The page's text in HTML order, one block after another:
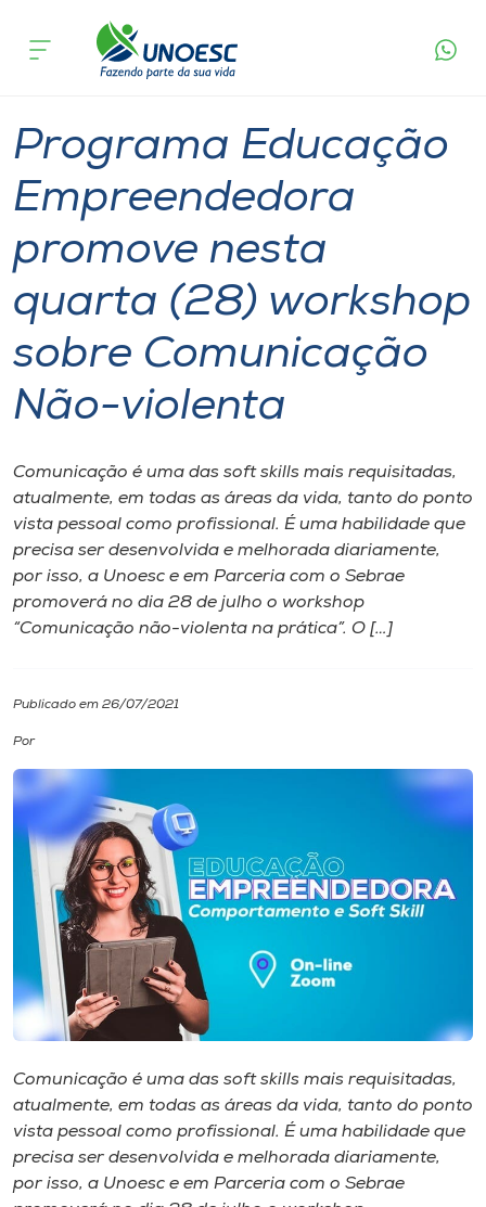
Cursos
Pesquisa
Atendimento ao Estudante
Portal de Ensino
Unoesc
Internacionalização
I.nova
Diplomados
Biblioteca
Editora
Rádio
Museu
Unoesc
Store
Selecione
acontece
Não-violenta
Programa Educação
Empreendedora
promove nesta
quarta (28) workshop
sobre Comunicação
Não-violenta
Comunicação é uma das soft skills mais requisitadas,
atualmente, em todas as áreas da vida, tanto do ponto
vista pessoal como profissional. É uma habilidade que
precisa ser desenvolvida e melhorada diariamente,
por isso, a Unoesc e em Parceria com o Sebrae
promoverá no dia 28 de julho o workshop
“Comunicação não-violenta na prática”. O […]
Publicado em 26/07/2021
Por
Comunicação é uma das soft skills mais requisitadas,
atualmente, em todas as áreas da vida, tanto do ponto
vista pessoal como profissional. É uma habilidade que
precisa ser desenvolvida e melhorada diariamente,
por isso, a Unoesc e em Parceria com o Sebrae